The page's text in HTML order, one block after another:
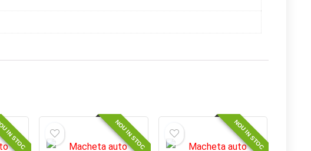
IN STOC NOU IN STOC NOU IN STOC